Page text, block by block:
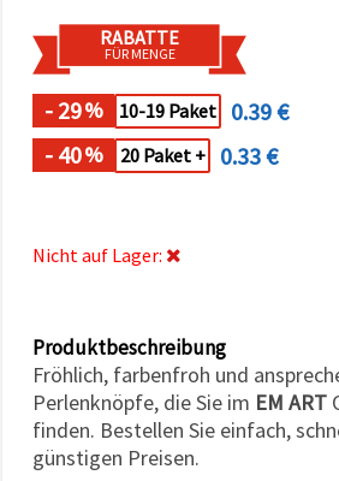
oder Ihre
Auswahl in
individuell
festlegen.
Ihre
Einwilligung
widerrufen.
Richtlinie
Alle
akzeptieren
Cookie-
RABATTE
FÜR MENGE
- 29% 10-19 Paket
0.39 €
- 40% 20 Paket + 0.33 €
Nicht auf Lager:
Produktbeschreibung
Fröhlich, farbenfroh und
Perlenknöpfe, die Sie im EM ART
finden. Bestellen Sie einfach,
günstigen Preisen.